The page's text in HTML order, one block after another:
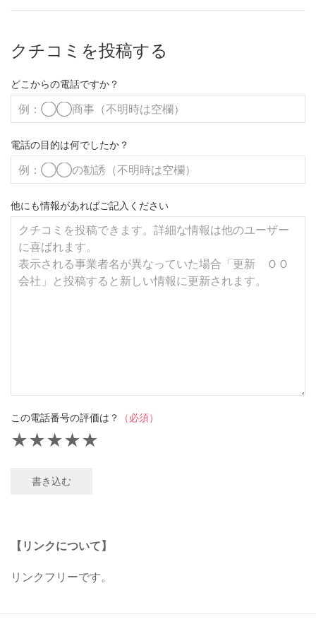
クチコミを投稿する
どこからの電話ですか？
電話の目的は何でしたか？
他にも情報があればご記入ください
この電話番号の評価は？ （必須）
★
★
★
★
★
書き込む
【リンクについて】
リンクフリーです。